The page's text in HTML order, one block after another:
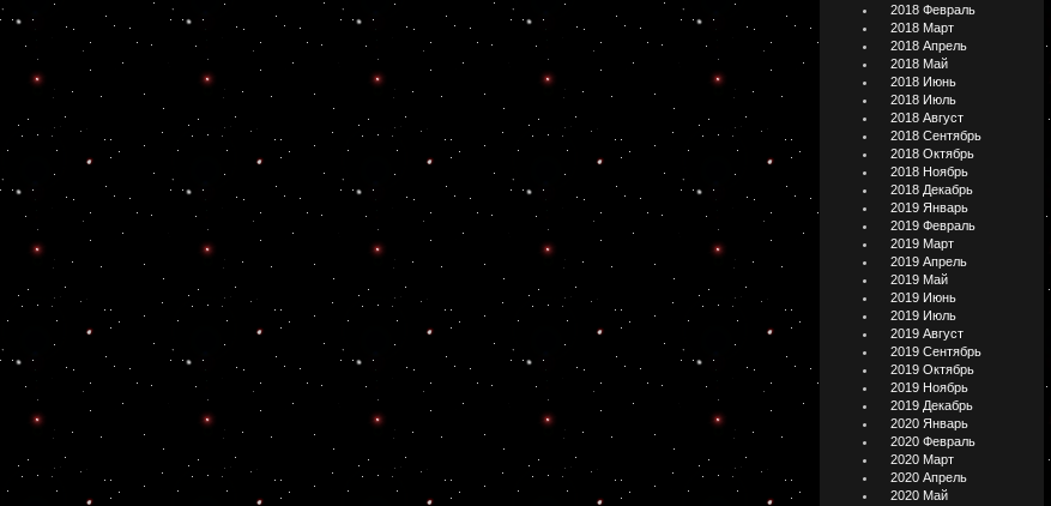
2018 Февраль
2018 Март
2018 Апрель
2018 Май
2018 Июнь
2018 Июль
2018 Август
2018 Сентябрь
2018 Октябрь
2018 Ноябрь
2018 Декабрь
2019 Январь
2019 Февраль
2019 Март
2019 Апрель
2019 Май
2019 Июнь
2019 Июль
2019 Август
2019 Сентябрь
2019 Октябрь
2019 Ноябрь
2019 Декабрь
2020 Январь
2020 Февраль
2020 Март
2020 Апрель
2020 Май